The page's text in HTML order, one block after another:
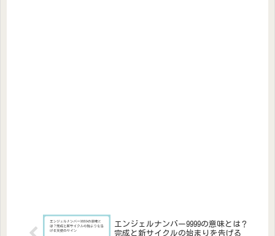
エンジェルナンバー9999の意味とは？
完成と新サイクルの始まりを告げる